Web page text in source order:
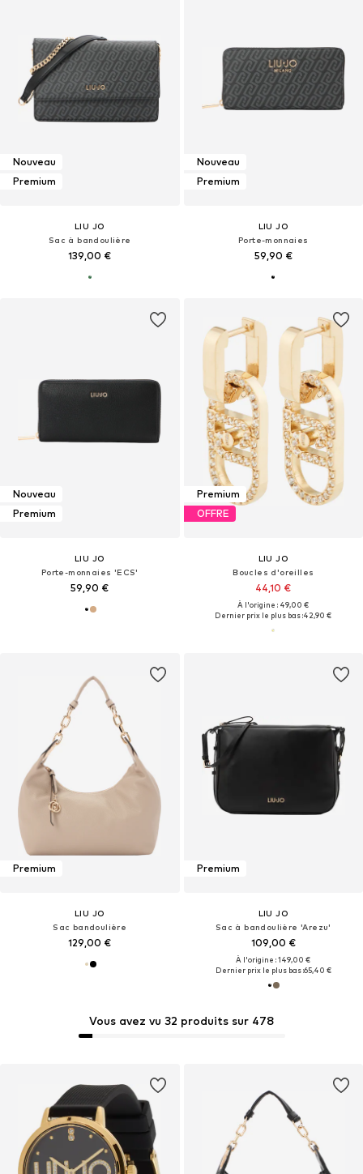
Nouveau
Premium
LIU JO
Sac à bandoulière
139,00 €
Nouveau
Premium
LIU JO
Porte-monnaies
59,90 €
Nouveau
Premium
LIU JO
Porte-monnaies 'ECS'
59,90 €
Premium
OFFRE
LIU JO
Boucles d'oreilles
44,10 €
À l'origine : 49,00 €
Dernier prix le plus bas :42,90 €
Premium
LIU JO
Sac bandoulière
129,00 €
Premium
LIU JO
Sac à bandoulière 'Arezu'
109,00 €
À l'origine : 149,00 €
Dernier prix le plus bas :65,40 €
Vous avez vu 32 produits sur 478